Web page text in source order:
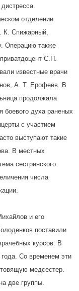
отделении.
К. Спижарный,
Операцию также
С.П.
известные врачи
А. Т. Ерофеев. В
продолжала
боевого духа раненых
с участием
выступают такие
В местных
сестринского
числа
и его
поставили
курсов. В
года. Со временем эти
медсестер.
две группы.